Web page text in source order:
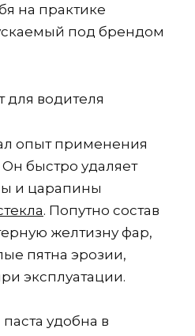
на практике
под брендом
опыт применения
быстро удаляет
и царапины
. Попутно состав
желтизну фар,
пятна эрозии,
эксплуатации.
удобна в